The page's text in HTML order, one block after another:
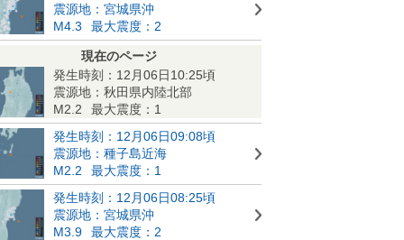
震源地：宮城県沖
M4.3
最大震度：2
現在のページ
発生時刻：12月06日10:25頃
震源地：秋田県内陸北部
M2.2
最大震度：1
発生時刻：12月06日09:08頃
震源地：種子島近海
M2.2
最大震度：1
発生時刻：12月06日08:25頃
震源地：宮城県沖
M3.9
最大震度：2